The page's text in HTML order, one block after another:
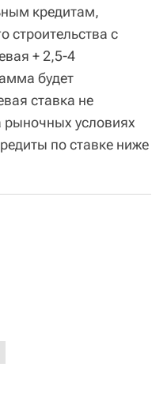
кредитам,
строительства с
+ 2,5-4
будет
ставка не
рыночных условиях
по ставке ниже